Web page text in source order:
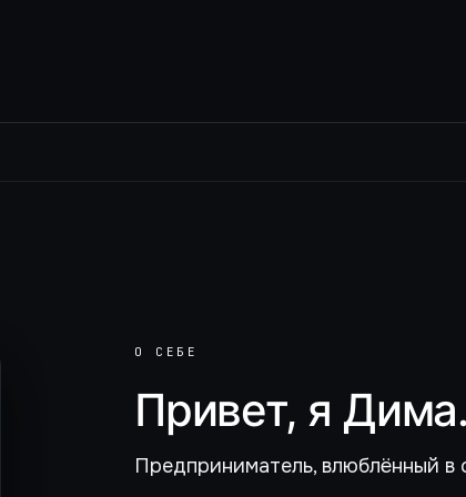
О СЕБЕ
Привет, я Дима.
Предприниматель, влюблённый в